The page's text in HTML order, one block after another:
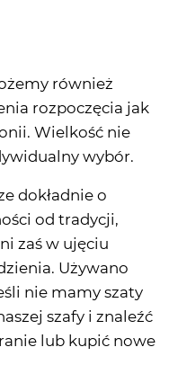
również
rozpoczęcia jak
Wielkość nie
wybór.
dokładnie o
od tradycji,
zaś w ujęciu
Używano
nie mamy szaty
szafy i znaleźć
lub kupić nowe